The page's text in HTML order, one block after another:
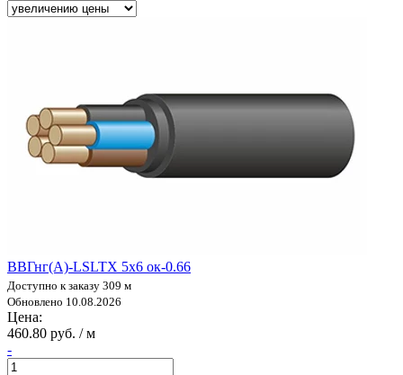
ВВГнг(А)-LSLTX 5х6 ок-0.66
Доступно к заказу 309 м
Обновлено 10.08.2026
Цена:
460.80 руб. / м
-